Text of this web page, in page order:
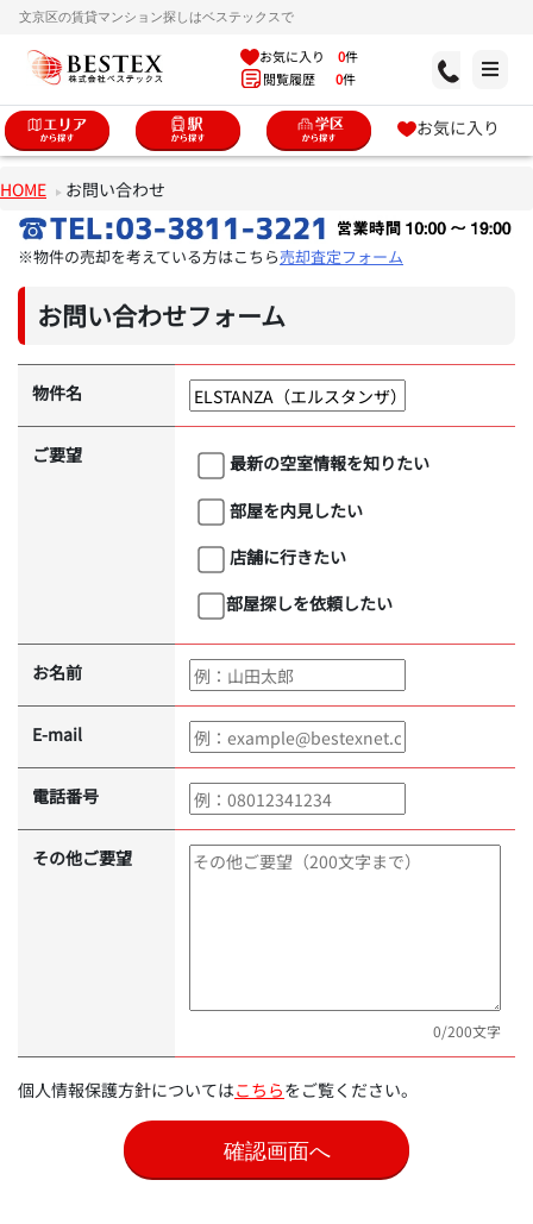
文京区の賃貸マンション探しはベステックスで
お気に入り 0件
閲覧履歴 0件
お気に入り
HOME お問い合わせ
※物件の売却を考えている方はこちら売却査定フォーム
お問い合わせフォーム
物件名
ご要望
最新の空室情報を知りたい
部屋を内見したい
店舗に行きたい
部屋探しを依頼したい
お名前
E-mail
電話番号
その他ご要望
0/200文字
個人情報保護方針についてはこちらをご覧ください。